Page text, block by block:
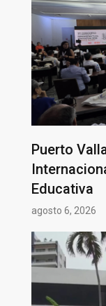
Puerto
Educativa
agosto 6, 2026